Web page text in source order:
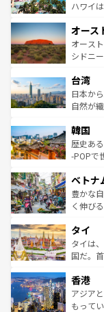
西部に
部のニ
文化が
しみな
ならではの贅
情報は
ハワイ
ワイ島
島だが
おすす
れるお
人々、
ク、伝
ワイを、存分
はコン
オース
オース
シドニ
リアリ
ク）、
ど、見
いる。
ビング
い。オ
参照して
台湾
日本か
自然が
ン）、
と山間
驚きを
容にも
照して
韓国
歴史あ
-POPで
き、地
できる
まで、
リティ
覧を参
ベトナ
豊かな
く伸び
急速な
ーチミ
醸し出
とつ。
ひ現地
が旅行
タイ
タイは
国だ。
の活気
帯で自
いビー
香港
アジア
もって